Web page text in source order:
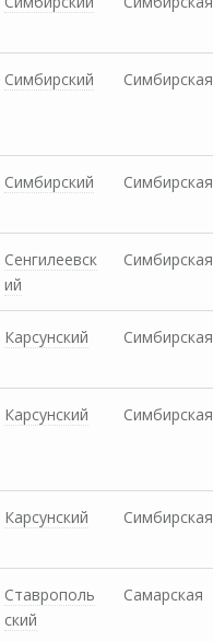
Симбирский Симбирская
Симбирский Симбирская
Сенгилеевск
ий
Симбирская
Карсунский Симбирская
Карсунский Симбирская
Карсунский Симбирская
Ставрополь
ский
Самарская